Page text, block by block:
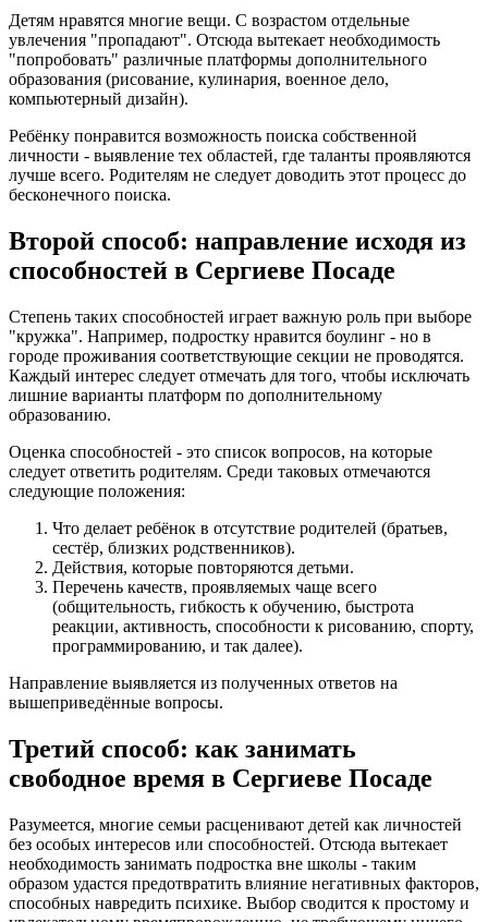
Детям нравятся многие вещи. С возрастом отдельные
увлечения "пропадают". Отсюда вытекает необходимость
"попробовать" различные платформы дополнительного
образования (рисование, кулинария, военное дело,
компьютерный дизайн).
Ребёнку понравится возможность поиска собственной
личности - выявление тех областей, где таланты проявляются
лучше всего. Родителям не следует доводить этот процесс до
бесконечного поиска.
Второй способ: направление исходя из
способностей в Сергиеве Посаде
Степень таких способностей играет важную роль при выборе
"кружка". Например, подростку нравится боулинг - но в
городе проживания соответствующие секции не проводятся.
Каждый интерес следует отмечать для того, чтобы исключать
лишние варианты платформ по дополнительному
образованию.
Оценка способностей - это список вопросов, на которые
следует ответить родителям. Среди таковых отмечаются
следующие положения:
Что делает ребёнок в отсутствие родителей (братьев,
сестёр, близких родственников).
Действия, которые повторяются детьми.
Перечень качеств, проявляемых чаще всего
(общительность, гибкость к обучению, быстрота
реакции, активность, способности к рисованию, спорту,
программированию, и так далее).
Направление выявляется из полученных ответов на
вышеприведённые вопросы.
Третий способ: как занимать
свободное время в Сергиеве Посаде
Разумеется, многие семьи расценивают детей как личностей
без особых интересов или способностей. Отсюда вытекает
необходимость занимать подростка вне школы - таким
образом удастся предотвратить влияние негативных факторов,
способных навредить психике. Выбор сводится к простому и